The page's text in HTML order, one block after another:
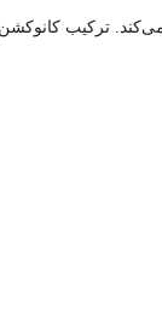
ترکیب